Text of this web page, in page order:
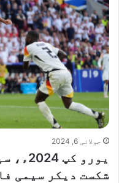
جولائی 6, 2024
یورو
شکست دیکر سیمی